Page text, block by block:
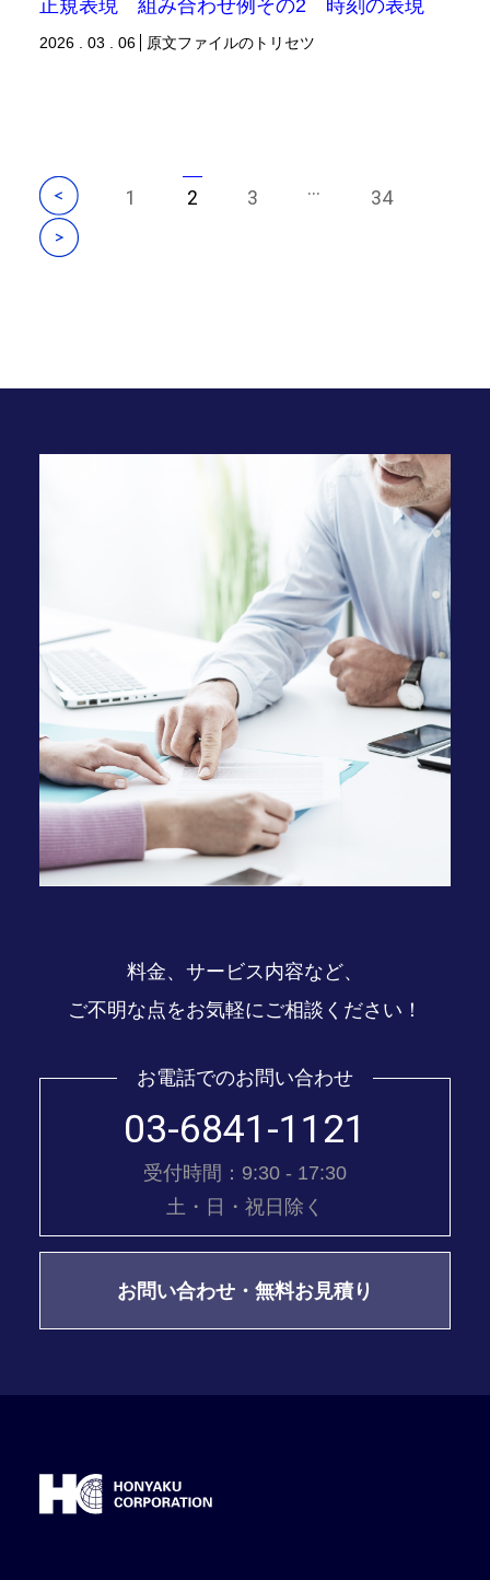
正規表現 組み合わせ例その2 時刻の表現
2026 . 03 . 06 原文ファイルのトリセツ
1 2 3 ... 34
料金、サービス内容など、
ご不明な点をお気軽にご相談ください！
お電話でのお問い合わせ
03-6841-1121
受付時間：9:30 - 17:30
土・日・祝日除く
お問い合わせ・無料お見積り